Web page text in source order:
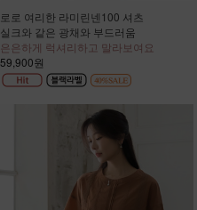
로로 여리한 라미린넨100 셔츠
실크와 같은 광채와 부드러움
은은하게 럭셔리하고 말라보여요
59,900원